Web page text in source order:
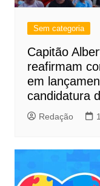
Sem categoria
Capitão
reafirmam
em
candidatura
Redação